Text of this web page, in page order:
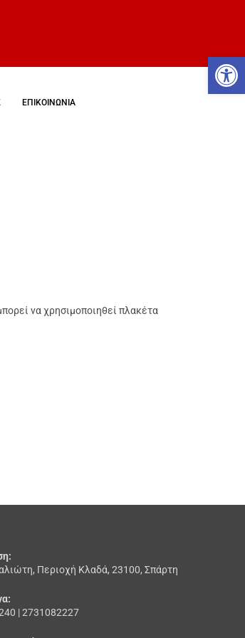
ΕΠΙΚΟΙΝΩΝΙΑ
να χρησιμοποιηθεί πλακέτα
Περιοχή Κλαδά, 23100, Σπάρτη
| 2731082227